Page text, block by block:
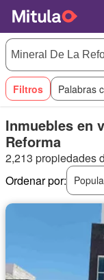
Filtros Palabras
Inmuebles en
Reforma
2,213 propiedades
Ordenar por: